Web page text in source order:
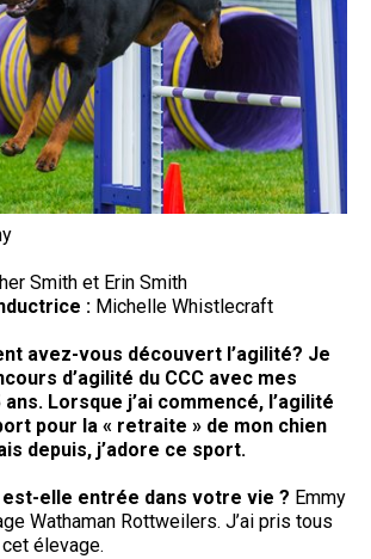
Smith et Erin Smith
: Michelle Whistlecraft
avez-vous découvert l’agilité? Je
d’agilité du CCC avec mes
Lorsque j’ai commencé, l’agilité
pour la « retraite » de mon chien
depuis, j’adore ce sport.
est-elle entrée dans votre vie ? Emmy
Wathaman Rottweilers. J’ai pris tous
élevage.